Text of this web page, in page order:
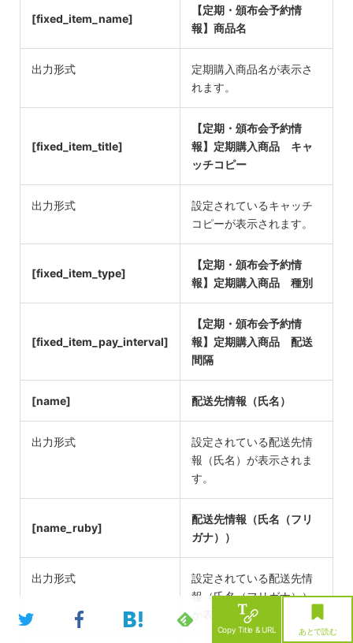
[fixed_item_name]
【定期・頒布会予約情
報】商品名
出力形式
定期購入商品名が表示さ
れます。
[fixed_item_title]
【定期・頒布会予約情
報】定期購入商品 キャ
ッチコピー
出力形式
設定されているキャッチ
コピーが表示されます。
[fixed_item_type]
【定期・頒布会予約情
報】定期購入商品 種別
[fixed_item_pay_interval]
【定期・頒布会予約情
報】定期購入商品 配送
間隔
[name] 配送先情報（氏名）
出力形式
設定されている配送先情
報（氏名）が表示されま
す。
[name_ruby]
配送先情報（氏名（フリ
ガナ））
出力形式
設定されている配送先情
報（氏名（フリガナ））
が表示されます。
Twitter Facebook hatena feedly
Copy Title & URL あとで読む